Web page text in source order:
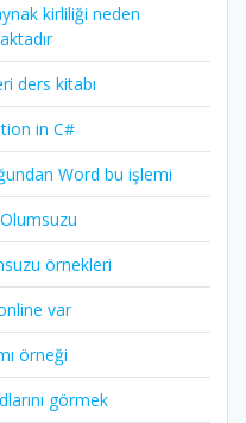
kirliliği neden
ders kitabı
in C#
Word bu işlemi
örnekleri
var
örneği
görmek